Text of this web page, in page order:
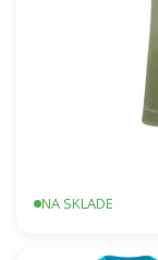
NA SKLADE